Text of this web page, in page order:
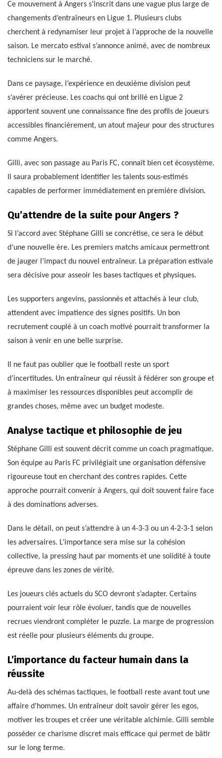
Ce mouvement à Angers s’inscrit dans une vague plus large de
changements d’entraîneurs en Ligue 1. Plusieurs clubs
cherchent à redynamiser leur projet à l’approche de la nouvelle
saison. Le mercato estival s’annonce animé, avec de nombreux
techniciens sur le marché.
Dans ce paysage, l’expérience en deuxième division peut
s’avérer précieuse. Les coachs qui ont brillé en Ligue 2
apportent souvent une connaissance fine des profils de joueurs
accessibles financièrement, un atout majeur pour des structures
comme Angers.
Gilli, avec son passage au Paris FC, connaît bien cet écosystème.
Il saura probablement identifier les talents sous-estimés
capables de performer immédiatement en première division.
Qu’attendre de la suite pour Angers ?
Si l’accord avec Stéphane Gilli se concrétise, ce sera le début
d’une nouvelle ère. Les premiers matchs amicaux permettront
de jauger l’impact du nouvel entraîneur. La préparation estivale
sera décisive pour asseoir les bases tactiques et physiques.
Les supporters angevins, passionnés et attachés à leur club,
attendent avec impatience des signes positifs. Un bon
recrutement couplé à un coach motivé pourrait transformer la
saison à venir en une belle surprise.
Il ne faut pas oublier que le football reste un sport
d’incertitudes. Un entraîneur qui réussit à fédérer son groupe et
à maximiser les ressources disponibles peut accomplir de
grandes choses, même avec un budget modeste.
Analyse tactique et philosophie de jeu
Stéphane Gilli est souvent décrit comme un coach pragmatique.
Son équipe au Paris FC privilégiait une organisation défensive
rigoureuse tout en cherchant des contres rapides. Cette
approche pourrait convenir à Angers, qui doit souvent faire face
à des dominations adverses.
Dans le détail, on peut s’attendre à un 4-3-3 ou un 4-2-3-1 selon
les adversaires. L’importance sera mise sur la cohésion
collective, la pressing haut par moments et une solidité à toute
épreuve dans les zones de vérité.
Les joueurs clés actuels du SCO devront s’adapter. Certains
pourraient voir leur rôle évoluer, tandis que de nouvelles
recrues viendront compléter le puzzle. La marge de progression
est réelle pour plusieurs éléments du groupe.
L’importance du facteur humain dans la
réussite
Au-delà des schémas tactiques, le football reste avant tout une
affaire d’hommes. Un entraîneur doit savoir gérer les egos,
motiver les troupes et créer une véritable alchimie. Gilli semble
posséder ce charisme discret mais efficace qui permet de bâtir
sur le long terme.